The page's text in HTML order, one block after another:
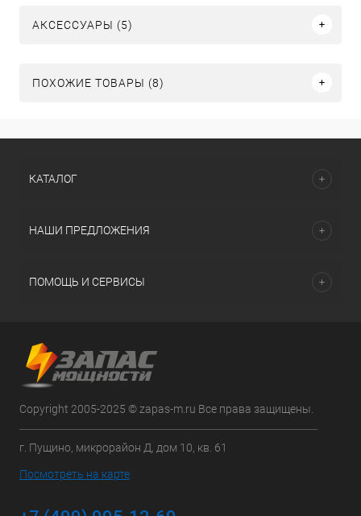
АКСЕССУАРЫ (5)
ПОХОЖИЕ ТОВАРЫ (8)
КАТАЛОГ
НАШИ ПРЕДЛОЖЕНИЯ
ПОМОЩЬ И СЕРВИСЫ
Copyright 2005-2025 © zapas-m.ru Все права защищены.
г. Пущино, микрорайон Д, дом 10, кв. 61
Посмотреть на карте